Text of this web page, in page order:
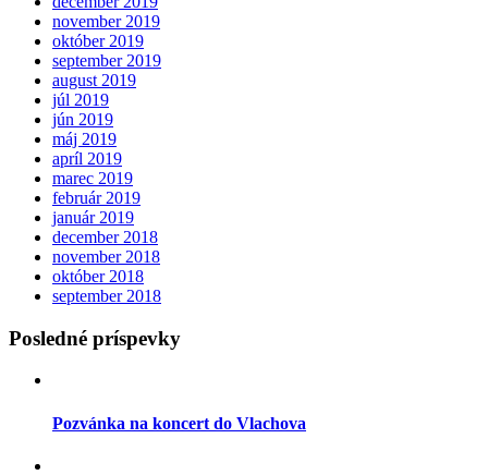
november 2019
október 2019
september 2019
august 2019
júl 2019
jún 2019
máj 2019
apríl 2019
marec 2019
február 2019
január 2019
december 2018
november 2018
október 2018
september 2018
Posledné príspevky
Pozvánka na koncert do Vlachova